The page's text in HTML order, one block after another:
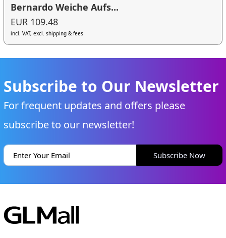
Bernardo Weiche Aufs...
EUR 109.48
incl. VAT, excl. shipping & fees
Subscribe to Our Newsletter
For frequent updates and offers please
subscribe to our newsletter!
Subscribe Now